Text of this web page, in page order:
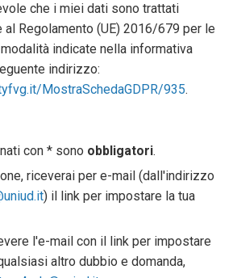
che i miei dati sono trattati
al Regolamento (UE) 2016/679 per le
indicate nella informativa
indirizzo:
MostraSchedaGDPR/935.
con * sono obbligatori.
riceverai per e-mail (dall'indirizzo
) il link per impostare la tua
l'e-mail con il link per impostare
altro dubbio e domanda,